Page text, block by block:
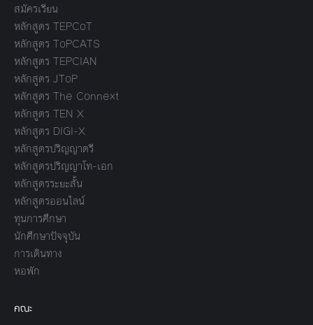
สมัครเรียน
หลักสูตร TEPCoT
หลักสูตร ToPCATS
หลักสูตร TEPCIAN
หลักสูตร JToP
หลักสูตร The Connext
หลักสูตร TEN X
หลักสูตร DIGI-X
หลักสูตรปริญญาตรี
หลักสูตรปริญญาโท-เอก
หลักสูตรระยะสั้น
หลักสูตรออนไลน์
ทุนการศึกษา
นักศึกษาปัจจุบัน
การเดินทาง
หอพัก
คณะ